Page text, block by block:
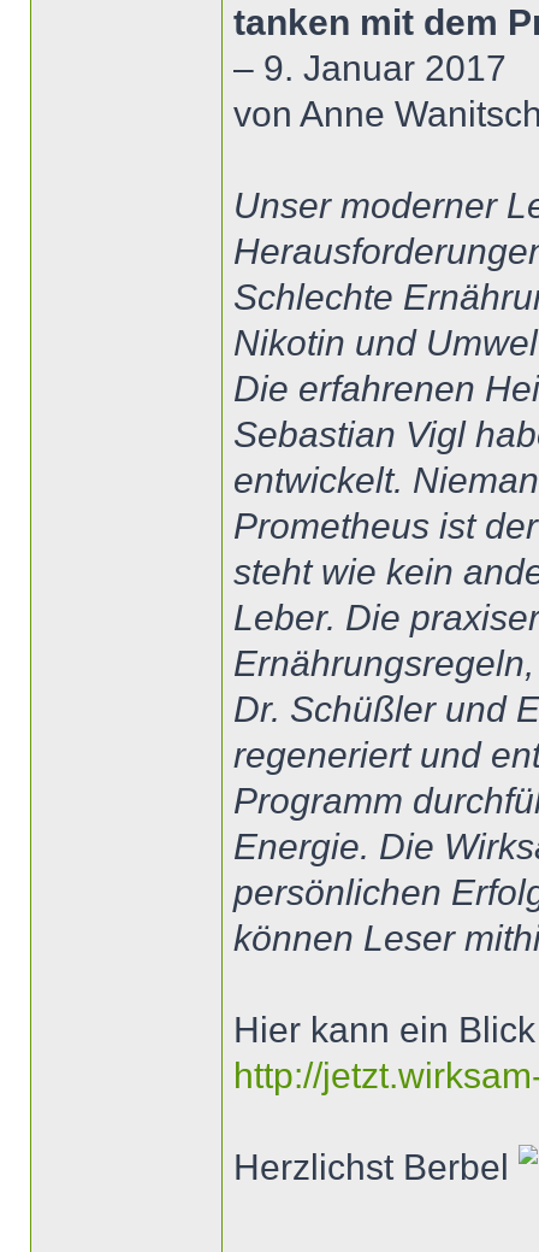
tanken mit dem
– 9. Januar 2017
von Anne
Unser moderner
Schlechte
Nikotin und
Die erfahrenen
Sebastian Vigl
entwickelt.
Prometheus ist
steht wie kein
Leber. Die
Dr. Schüßler und
regeneriert und
Programm
Energie. Die
persönlichen
können Leser
Hier kann ein
http://
Herzlichst Berbel